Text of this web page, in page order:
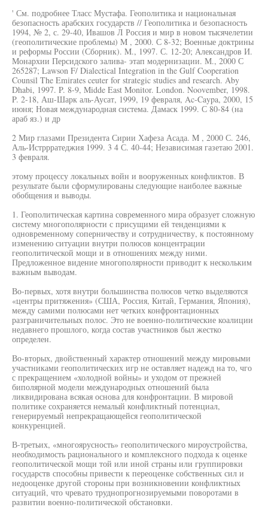
' См. подробнее Тласс Мустафа. Геополитика и национальная
безопасность арабских государств // Геополитика и безопасность
1994, № 2, с. 29-40, Ивашов Л Россия и мир в новом тысячелетии
(геополитические проблемы) M , 2000. С 8-32; Военные доктрины
и реформы России (Сборник). M., 1997. С. 12-20; Александров И.
Монархии Персидского залива- этап модернизации. М., 2000 С
265287; Lawson F/ Dialectical Integration in the Gulf Cooperation
Counsil The Emirates ceuter for strategic studies and research. Aby
Dhabi, 1997. P. 8-9, Midde East Monitor. London. Noovember, 1998.
P. 2-18, Аш-Шарк аль-Аусат, 1999, 19 февраля, Ac-Caypa, 2000, 15
июня; Новая международная система. Дамаск 1999. С 80-84 (на
араб яз.) и др
2 Мир глазами Президента Сирии Хафеза Асада. M , 2000 С. 246,
Аль-Истррратеджия 1999. 3 4 С. 40-44; Независимая газетаю 2001.
3 февраля.
этому процессу локальных войн и вооруженных конфликтов. В
результате были сформулированы следующие наиболее важные
обобщения и выводы.
1. Геополитическая картина современного мира образует сложную
систему многополярности с присущими ей тенденциями к
одновременному соперничеству и сотрудничеству, к постоянному
изменению ситуации внутри полюсов концентрации
геополитической мощи и в отношениях между ними.
Предложенное видение многополярности приводит к нескольким
важным выводам.
Во-первых, хотя внутри большинства полюсов четко выделяются
«центры притяжения» (США, Россия, Китай, Германия, Япония),
между самими полюсами нет четких конфронтационных
разграничительных полос. Это не военно-политические коалиции
недавнего прошлого, когда состав участников был жестко
определен.
Во-вторых, двойственный характер отношений между мировыми
участниками геополитических игр не оставляет надежд на то, чго
с прекращением «холодной войны» и уходом от прежней
биполярной модели международных отношений была
ликвидирована всякая основа для конфронтации. В мировой
политике сохраняется немалый конфликтный потенциал,
генерируемый непрекращающейся геополитической
конкуренцией.
В-третьих, «многоярусность» геополитического мироустройства,
необходимость рационального и комплексного подхода к оценке
геополитической мощи той или иной страны или группировки
государств способны привести к переоценке собственных сил и
недооценке другой стороны при возникновении конфликтных
ситуаций, что чревато труднопрогнозируемыми поворотами в
развитии военно-политической обстановки.